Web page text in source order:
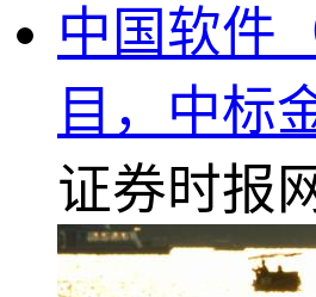
中国软件
目，中标
证券时报